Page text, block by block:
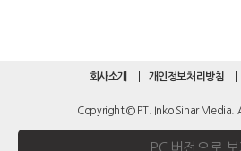
회사소개 개인정보처리방침
Copyright © PT. Inko Sinar Media.
PC 버전으로 보